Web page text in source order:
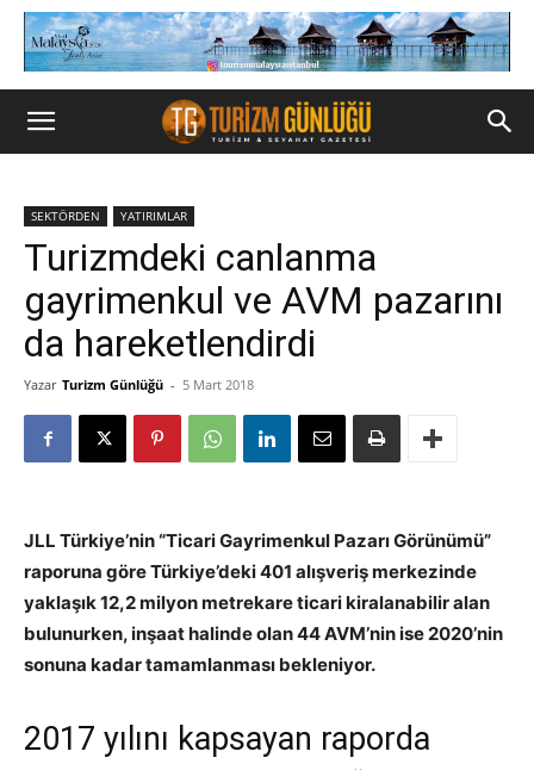
SEKTÖRDEN YATIRIMLAR
Turizmdeki canlanma
gayrimenkul ve AVM pazarını
da hareketlendirdi
Yazar Turizm Günlüğü - 5 Mart 2018
JLL Türkiye’nin “Ticari Gayrimenkul Pazarı Görünümü”
raporuna göre Türkiye’deki 401 alışveriş merkezinde
yaklaşık 12,2 milyon metrekare ticari kiralanabilir alan
bulunurken, inşaat halinde olan 44 AVM’nin ise 2020’nin
sonuna kadar tamamlanması bekleniyor.
2017 yılını kapsayan raporda